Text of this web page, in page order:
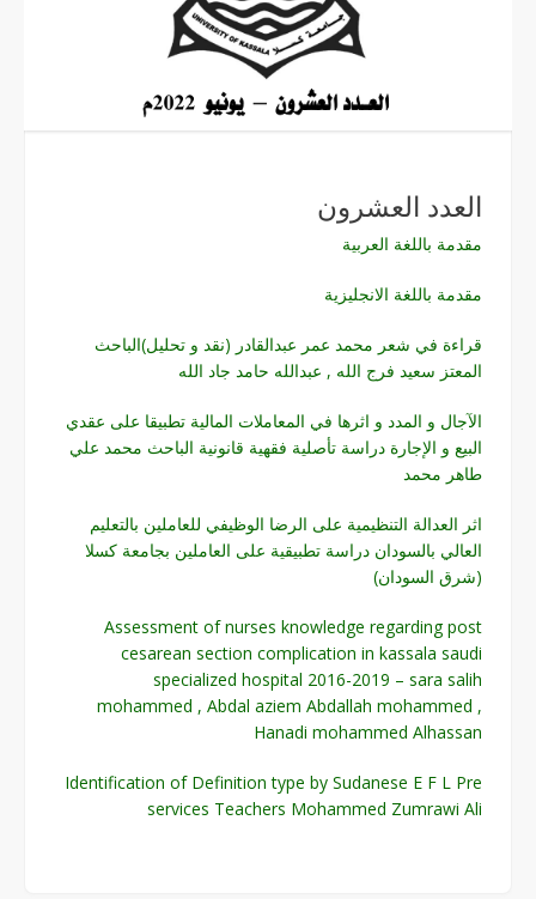
العدد العشرون
مقدمة باللغة العربية
مقدمة باللغة الانجليزية
قراءة في شعر محمد عمر عبدالقادر (نقد و تحليل)الباحث
المعتز سعيد فرج الله , عبدالله حامد جاد الله
الآجال و المدد و اثرها في المعاملات المالية تطبيقا على عقدي
البيع و الإجارة دراسة تأصلية فقهية قانونية الباحث محمد علي
طاهر محمد
اثر العدالة التنظيمية على الرضا الوظيفي للعاملين بالتعليم
العالي بالسودان دراسة تطبيقية على العاملين بجامعة كسلا
(شرق السودان)
Assessment of nurses knowledge regarding post
cesarean section complication in kassala saudi
specialized hospital 2016-2019 – sara salih
mohammed , Abdal aziem Abdallah mohammed ,
Hanadi mohammed Alhassan
Identification of Definition type by Sudanese E F L Pre
services Teachers Mohammed Zumrawi Ali